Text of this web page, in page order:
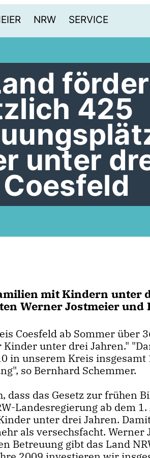
NRW SERVICE
425
unter
mit Kindern unter
Werner Jostmeier und
Coesfeld ab Sommer über
unter drei Jahren."
in unserem Kreis
so Bernhard Schemmer.
dass das Gesetz zur frühen
Landesregierung ab dem
unter drei Jahren.
als versechsfacht.
Betreuung gibt das Land